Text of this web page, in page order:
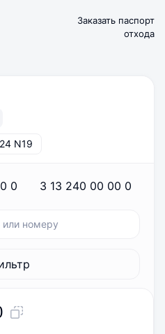
Заказать паспорт
отхода
N19
0 3 13 240 00 00 0